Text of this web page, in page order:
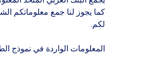
كما يجوز لنا جمع معلوماتكم
لكم.
المعلومات الواردة في نموذج